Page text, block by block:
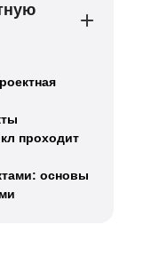
проходит
основы